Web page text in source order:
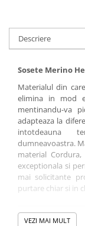
Descriere
Sosete Merino
Materialul din
elimina in mod
mentinandu-va
adapteaza la
intotdeauna
dumneavoastra.
material
exceptionala si
mai solicitante
purtare chiar si in
VEZI MAI MULT